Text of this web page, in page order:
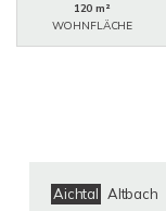
120 m²
WOHNFLÄCHE
Aichtal Altbach